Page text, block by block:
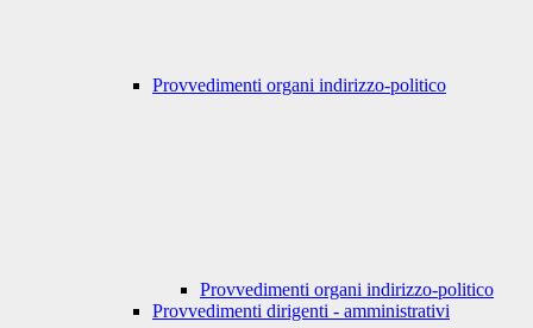
Provvedimenti organi indirizzo-politico
Provvedimenti organi indirizzo-politico
Provvedimenti dirigenti - amministrativi